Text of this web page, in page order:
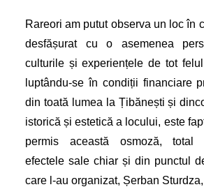
Rareori am putut observa un loc în
desfășurat cu o asemenea
culturile și experiențele de tot
luptându-se în condiții financiare
din toată lumea la Țibănești și
istorică și estetică a locului, este
permis această osmoză, total
efectele sale chiar și din punctul
care l-au organizat, Șerban